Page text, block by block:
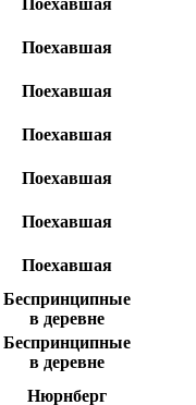
Поехавшая
Поехавшая
Поехавшая
Поехавшая
Поехавшая
Поехавшая
Поехавшая
Беспринципные
в деревне
Беспринципные
в деревне
Нюрнберг